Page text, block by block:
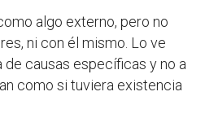
algo externo, pero no
ni con él mismo. Lo ve
causas específicas y no a
como si tuviera existencia